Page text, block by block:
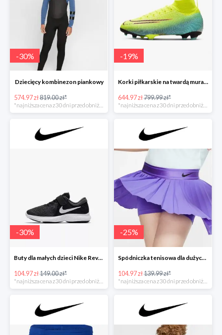
-30%
Dziecięcy kombinezon piankowy
574.97 zł819.00 zł*
-19%
Korki piłkarskie na twardą murawę dla dużych dzieci
644.97 zł799.99 zł*
-30%
Buty dla małych dzieci Nike Revolution 4
104.97 zł149.00 zł*
-25%
Spódniczka tenisowa dla dużych dzieci (dziewcząt)
104.97 zł139.99 zł*